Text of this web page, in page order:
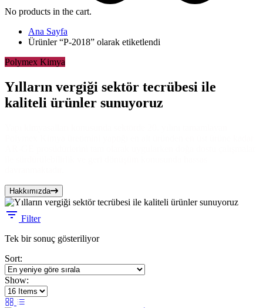
No products in the cart.
Ana Sayfa
Ürünler “P-2018” olarak etiketlendi
Polymex Kimya
Yılların vergiği sektör tecrübesi ile
kaliteli ürünler sunuyoruz
Hakkımızda
Filter
Tek bir sonuç gösteriliyor
Sort:
Show: